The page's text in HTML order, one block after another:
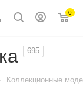
0
695
Коллекционные